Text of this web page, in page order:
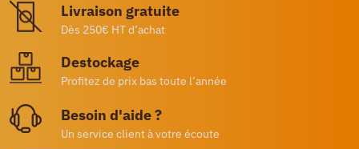
Livraison gratuite
Dès 250€ HT d’achat
Destockage
Profitez de prix bas toute l’année
Besoin d'aide ?
Un service client à votre écoute